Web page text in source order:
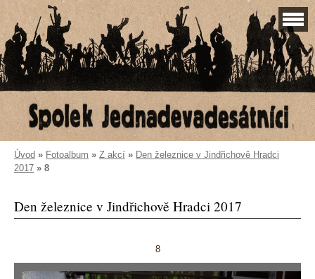
Úvod » Fotoalbum » Z akcí » Den železnice v Jindřichově Hradci
2017 » 8
Den železnice v Jindřichově Hradci 2017
8